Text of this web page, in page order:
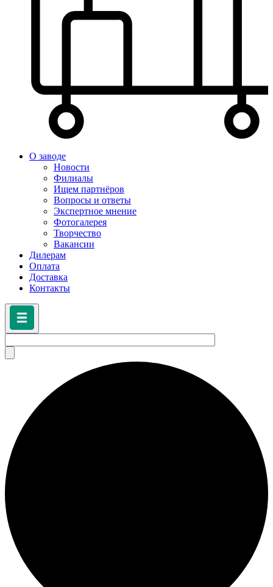
О заводе
Новости
Филиалы
Ищем партнёров
Вопросы и ответы
Экспертное мнение
Фотогалерея
Творчество
Вакансии
Дилерам
Оплата
Доставка
Контакты